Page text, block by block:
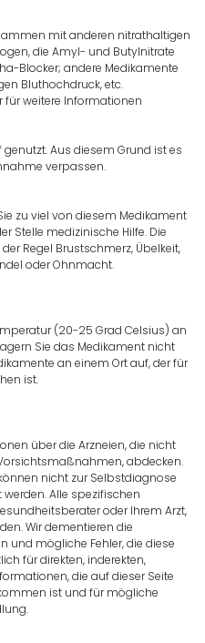
mit anderen nitrathaltigen
die Amyl- und Butylnitrate
Blocker; andere Medikamente
Bluthochdruck, etc.
für weitere Informationen
Aus diesem Grund ist es
verpassen.
zu viel von diesem Medikament
Stelle medizinische Hilfe. Die
Regel Brustschmerz, Übelkeit,
oder Ohnmacht.
(20-25 Grad Celsius) an
Sie das Medikament nicht
an einem Ort auf, der für
ist.
über die Arzneien, die nicht
abdecken.
nicht zur Selbstdiagnose
Alle spezifischen
oder Ihrem Arzt,
Wir dementieren die
und mögliche Fehler, die diese
für direkten, inderekten,
die auf dieser Seite
ist und für mögliche